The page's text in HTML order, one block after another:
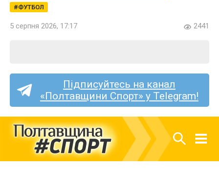
ФУТБОЛ
5 серпня 2026, 17:17 2441
Підписуйтесь на канал
«Полтавщини Спорт» у Telegram!